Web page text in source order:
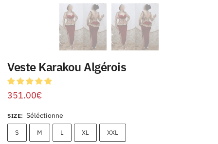
Veste Karakou Algérois
351.00€
SIZE: Séléctionne
S M L XL XXL